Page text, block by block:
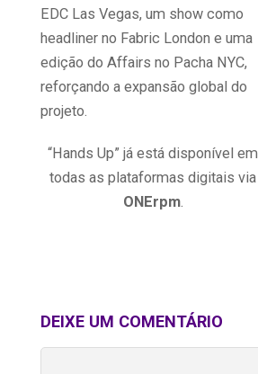
EDC Las Vegas, um show como
headliner no Fabric London e uma
edição do Affairs no Pacha NYC,
reforçando a expansão global do
projeto.
“Hands Up” já está disponível em
todas as plataformas digitais via
ONErpm.
DEIXE UM COMENTÁRIO